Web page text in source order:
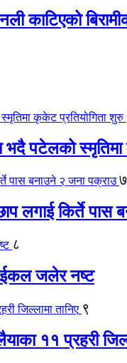
काटिएको
भदै पटेलको
७
लगाई किर्ते
८
जलेर नष्ट
९
११ प्रहरी